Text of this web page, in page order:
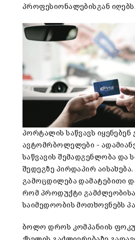
პროფესიონალებისგან იღებს.
პორტალის საწვავს იყენებენ
ავტომრბოლელები –
საწვავის შემადგენლობა და
შედეგზე პირდაპირ აისახება.
გამოცდილება დამატებითი
რომ პროდუქტი გამძლეობისა
საიმედოობის მოთხოვნებს
ბოლო დროს კომპანიის